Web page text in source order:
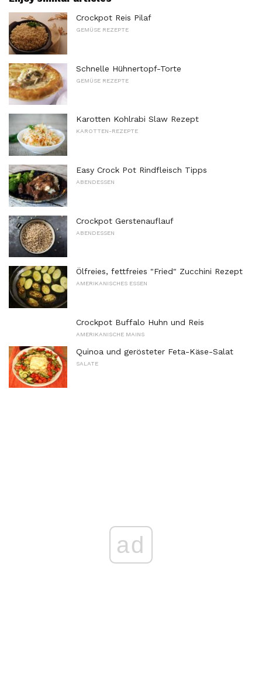
Crockpot Reis Pilaf
GEMÜSE REZEPTE
Schnelle Hühnertopf-Torte
GEMÜSE REZEPTE
Karotten Kohlrabi Slaw Rezept
KAROTTEN-REZEPTE
Easy Crock Pot Rindfleisch Tipps
ABENDESSEN
Crockpot Gerstenauflauf
ABENDESSEN
Ölfreies, fettfreies "Fried" Zucchini Rezept
AMERIKANISCHES ESSEN
Crockpot Buffalo Huhn und Reis
AMERIKANISCHE MAINS
Quinoa und gerösteter Feta-Käse-Salat
SALATE
ad